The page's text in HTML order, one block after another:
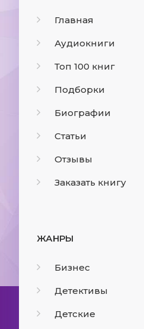
Главная
Аудиокниги
Топ 100 книг
Подборки
Биографии
Статьи
Отзывы
Заказать книгу
ЖАНРЫ
Бизнес
Детективы
Детские